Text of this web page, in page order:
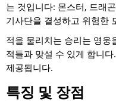
는 것입니다: 몬스터, 드래
기사단을 결성하고 위험한
적을 물리치는 승리는 영웅
적들과 맞설 수 있게 합니
제공됩니다.
특징 및 장점